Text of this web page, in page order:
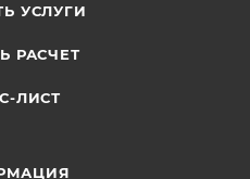
УСЛУГИ
РАСЧЕТ
ЛИСТ